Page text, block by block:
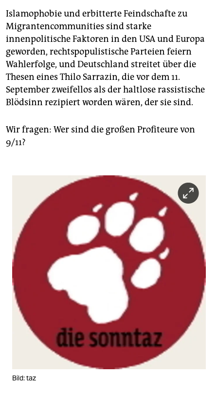
Islamophobie und erbitterte Feindschafte zu
Migrantencommunities sind starke
innenpolitische Faktoren in den USA und Europa
geworden, rechtspopulistische Parteien feiern
Wahlerfolge, und Deutschland streitet über die
Thesen eines Thilo Sarrazin, die vor dem 11.
September zweifellos als der haltlose rassistische
Blödsinn rezipiert worden wären, der sie sind.
Wir fragen: Wer sind die großen Profiteure von
9/11?
Bild: taz